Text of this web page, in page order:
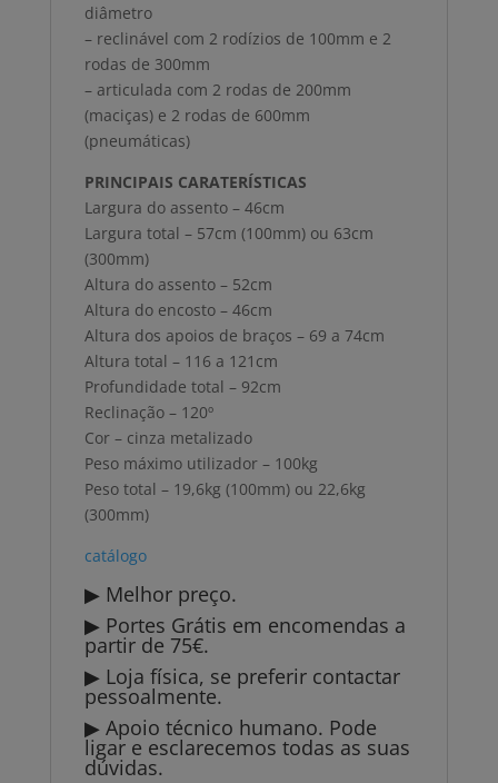
diâmetro
– reclinável com 2 rodízios de 100mm e 2
rodas de 300mm
– articulada com 2 rodas de 200mm
(maciças) e 2 rodas de 600mm
(pneumáticas)
PRINCIPAIS CARATERÍSTICAS
Largura do assento – 46cm
Largura total – 57cm (100mm) ou 63cm
(300mm)
Altura do assento – 52cm
Altura do encosto – 46cm
Altura dos apoios de braços – 69 a 74cm
Altura total – 116 a 121cm
Profundidade total – 92cm
Reclinação – 120º
Cor – cinza metalizado
Peso máximo utilizador – 100kg
Peso total – 19,6kg (100mm) ou 22,6kg
(300mm)
catálogo
▶ Melhor preço.
▶ Portes Grátis em encomendas a
partir de 75€.
▶ Loja física, se preferir contactar
pessoalmente.
▶ Apoio técnico humano. Pode
ligar e esclarecemos todas as suas
dúvidas.